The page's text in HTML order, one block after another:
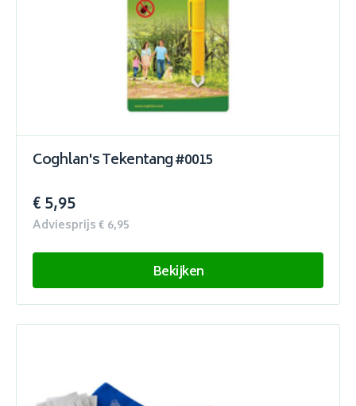
Coghlan's Tekentang #0015
€ 5,95
Adviesprijs € 6,95
Bekijken